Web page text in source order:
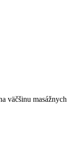
väčšinu masážnych